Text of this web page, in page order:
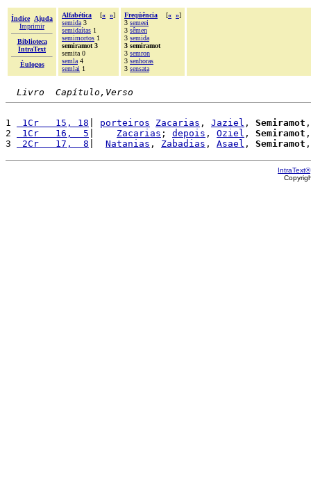
Índice
Ajuda
Imprimir
Biblioteca
IntraText
Èulogos
Alfabética [« »]
semida 3
semidaítas 1
semimortos 1
semiramot 3
semita 0
semla 4
semlai 1
Freqüência [« »]
3 semeei
3 sêmen
3 semida
3 semiramot
3 semron
3 senhoras
3 sensata
Livro  Capítulo,Verso
1 1Cr   15, 18 porteiros Zacarias , Jaziel , Semiramot
2
1Cr   16,  5 Zacarias ; depois , Oziel , Semiramot
3
2Cr   17,  8 Natanias , Zabadias , Asael , Semiramot
IntraText®